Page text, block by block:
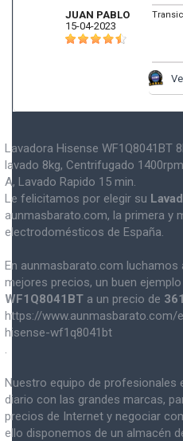
JUAN PABLO
15-04-2023
Lavadora Hisense WF1Q8041BT
lavado 8kg, Centrifugado
A, Lavado Rapido 15 min.
Le felicitamos por elegir su
aunmasbarato.com, la primera y
electrodomésticos de España.
En aunmasbarato.com luchamos
mejores precios, un buen ejemplo
WF1Q8041BT a un precio de
https://
hisense-wf1q8041bt
Nuestro equipo de profesionales
diario con las grandes marcas,
precios de Internet y negociar
ello disponemos de un almacén